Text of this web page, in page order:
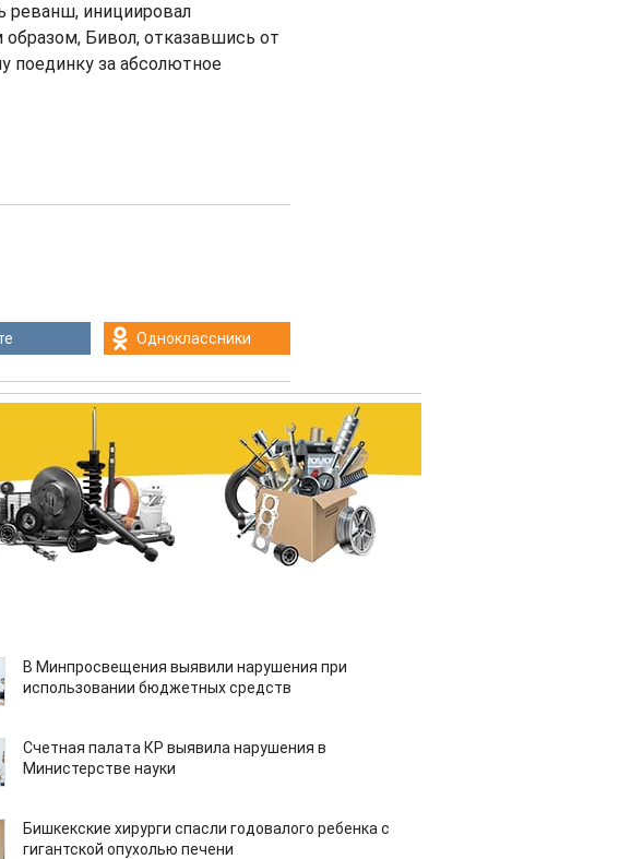
реванш, инициировал
Бивол, отказавшись от
поединку за абсолютное
Одноклассники
В Минпросвещения выявили нарушения при
использовании бюджетных средств
Счетная палата КР выявила нарушения в
Министерстве науки
Бишкекские хирурги спасли годовалого ребенка с
гигантской опухолью печени